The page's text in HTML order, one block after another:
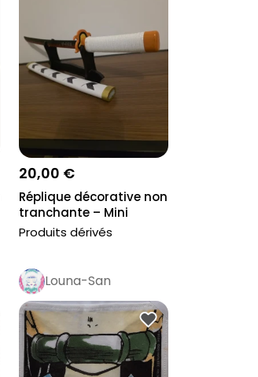
20,00 €
Réplique décorative non
tranchante – Mini
katana i...
Produits dérivés
Louna-San